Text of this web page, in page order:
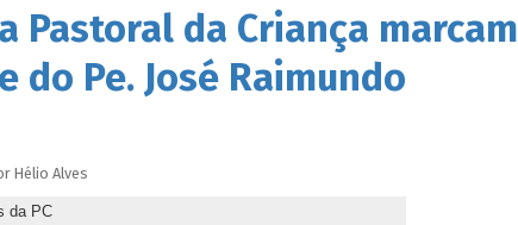
Pastoral da Criança marcam
do Pe. José Raimundo
Hélio Alves
da PC